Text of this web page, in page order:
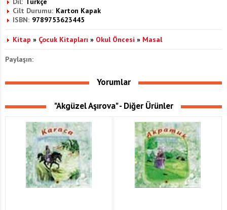
Cilt Durumu: Karton Kapak
ISBN: 9789753623445
Kitap » Çocuk Kitapları » Okul Öncesi » Masal
Paylaşın:
Yorumlar
"Akgüzel Aşırova" - Diğer Ürünler